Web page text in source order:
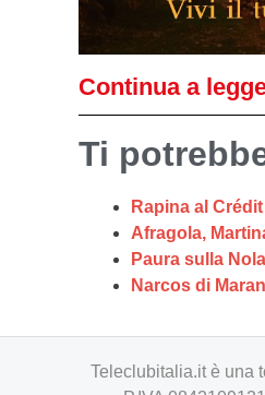
Continua a
Ti
Rapina al
Afragola,
Paura sulla
Narcos di
Teleclubitalia.it è una